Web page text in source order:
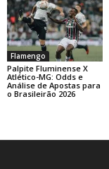
Flamengo
Palpite Fluminense X
Atlético-MG: Odds e
Análise de Apostas para
o Brasileirão 2026